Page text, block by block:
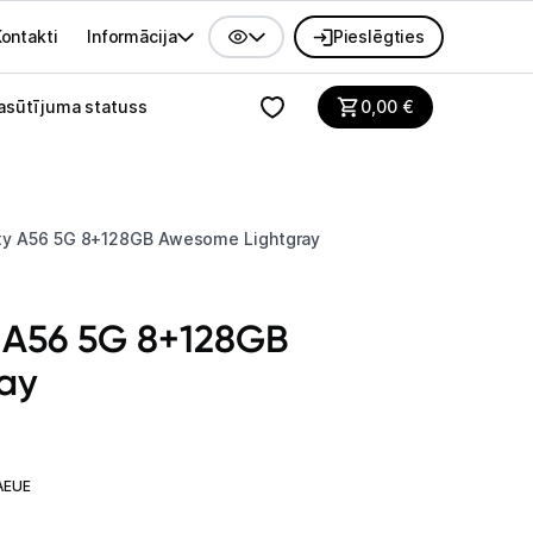
izvēlne
Informācija Pieslēgties
statuss 0,00€
A56 5G 8+128GB Awesome Lightgray
5G 8+128GB